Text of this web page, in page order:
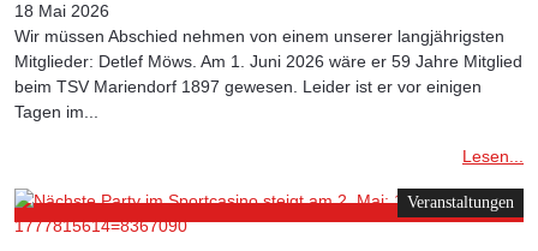
18 Mai 2026
Wir müssen Abschied nehmen von einem unserer langjährigsten
Mitglieder: Detlef Möws. Am 1. Juni 2026 wäre er 59 Jahre Mitglied
beim TSV Mariendorf 1897 gewesen. Leider ist er vor einigen
Tagen im...
Lesen...
Veranstaltungen